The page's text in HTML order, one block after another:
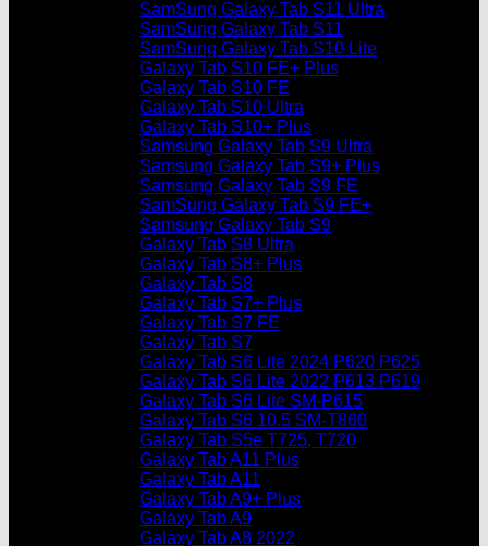
SamSung Galaxy Tab S11 Ultra
SamSung Galaxy Tab S11
SamSung Galaxy Tab S10 Lite
Galaxy Tab S10 FE+ Plus
Galaxy Tab S10 FE
Galaxy Tab S10 Ultra
Galaxy Tab S10+ Plus
Samsung Galaxy Tab S9 Ultra
Samsung Galaxy Tab S9+ Plus
Samsung Galaxy Tab S9 FE
SamSung Galaxy Tab S9 FE+
Samsung Galaxy Tab S9
Galaxy Tab S8 Ultra
Galaxy Tab S8+ Plus
Galaxy Tab S8
Galaxy Tab S7+ Plus
Galaxy Tab S7 FE
Galaxy Tab S7
Galaxy Tab S6 Lite 2024 P620 P625
Galaxy Tab S6 Lite 2022 P613 P619
Galaxy Tab S6 Lite SM-P615
Galaxy Tab S6 10.5 SM-T860
Galaxy Tab S5e T725, T720
Galaxy Tab A11 Plus
Galaxy Tab A11
Galaxy Tab A9+ Plus
Galaxy Tab A9
Galaxy Tab A8 2022